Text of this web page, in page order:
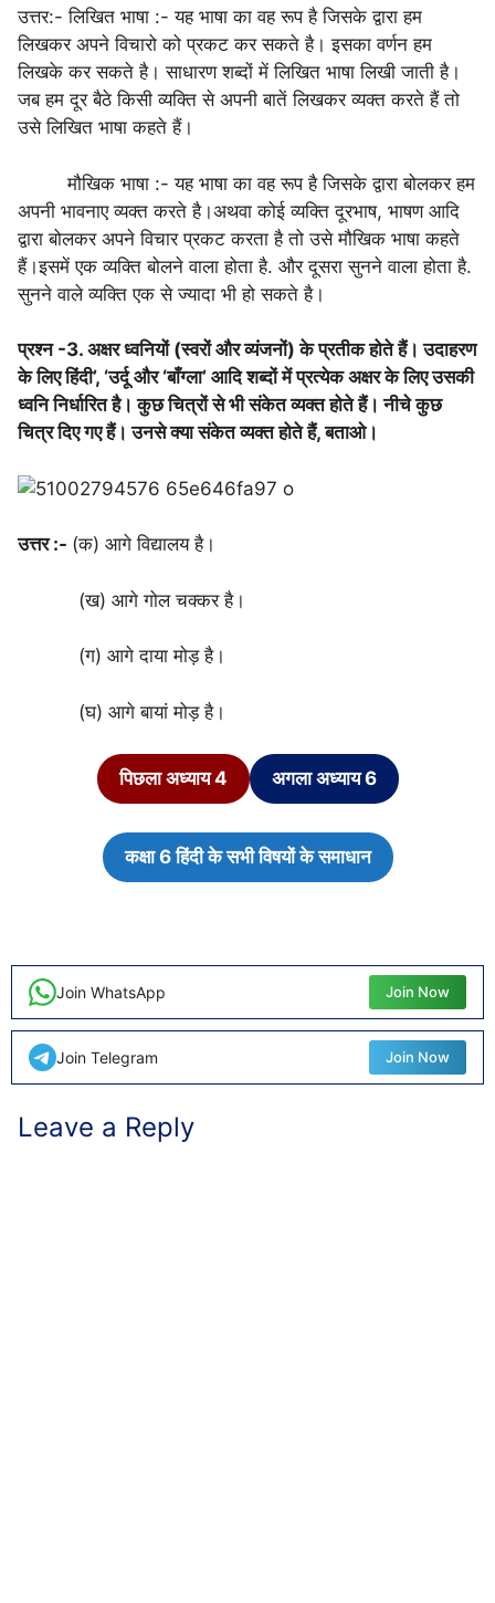
उत्तर:- लिखित भाषा :- यह भाषा का वह रूप है जिसके द्वारा हम
लिखकर अपने विचारो को प्रकट कर सकते है। इसका वर्णन हम
लिखके कर सकते है। साधारण शब्दों में लिखित भाषा लिखी जाती है।
जब हम दूर बैठे किसी व्यक्ति से अपनी बातें लिखकर व्यक्त करते हैं तो
उसे लिखित भाषा कहते हैं।
मौखिक भाषा :- यह भाषा का वह रूप है जिसके द्वारा बोलकर हम
अपनी भावनाए व्यक्त करते है।अथवा कोई व्यक्ति दूरभाष, भाषण आदि
द्वारा बोलकर अपने विचार प्रकट करता है तो उसे मौखिक भाषा कहते
हैं।इसमें एक व्यक्ति बोलने वाला होता है. और दूसरा सुनने वाला होता है.
सुनने वाले व्यक्ति एक से ज्यादा भी हो सकते है।
प्रश्न -3. अक्षर ध्वनियों (स्वरों और व्यंजनों) के प्रतीक होते हैं। उदाहरण
के लिए हिंदी’, ‘उर्दू और ‘बाँग्ला’ आदि शब्दों में प्रत्येक अक्षर के लिए उसकी
ध्वनि निर्धारित है। कुछ चित्रों से भी संकेत व्यक्त होते हैं। नीचे कुछ
चित्र दिए गए हैं। उनसे क्या संकेत व्यक्त होते हैं, बताओ।
उत्तर :- (क) आगे विद्यालय है।
(ख) आगे गोल चक्कर है।
(ग) आगे दाया मोड़ है।
(घ) आगे बायां मोड़ है।
पिछला अध्याय 4 अगला अध्याय 6
कक्षा 6 हिंदी के सभी विषयों के समाधान
Join WhatsApp Join Now
Join Telegram Join Now
Leave a Reply